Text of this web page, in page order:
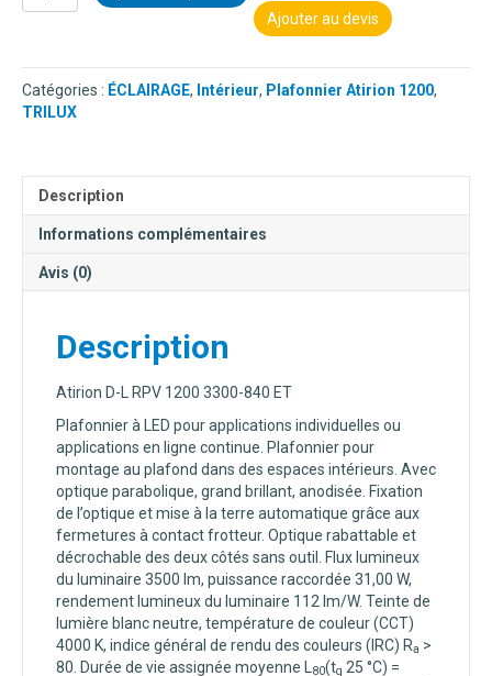
de
ATIRION
4000K
6483640
Ajouter au devis
Catégories : ÉCLAIRAGE, Intérieur, Plafonnier Atirion 1200,
TRILUX
Description
Informations complémentaires
Avis (0)
Description
Atirion D-L RPV 1200 3300-840 ET
Plafonnier à LED pour applications individuelles ou
applications en ligne continue. Plafonnier pour
montage au plafond dans des espaces intérieurs. Avec
optique parabolique, grand brillant, anodisée. Fixation
de l’optique et mise à la terre automatique grâce aux
fermetures à contact frotteur. Optique rabattable et
décrochable des deux côtés sans outil. Flux lumineux
du luminaire 3500 lm, puissance raccordée 31,00 W,
rendement lumineux du luminaire 112 lm/W. Teinte de
lumière blanc neutre, température de couleur (CCT)
4000 K, indice général de rendu des couleurs (IRC) Ra >
80. Durée de vie assignée moyenne L
80(tq 25 °C) =